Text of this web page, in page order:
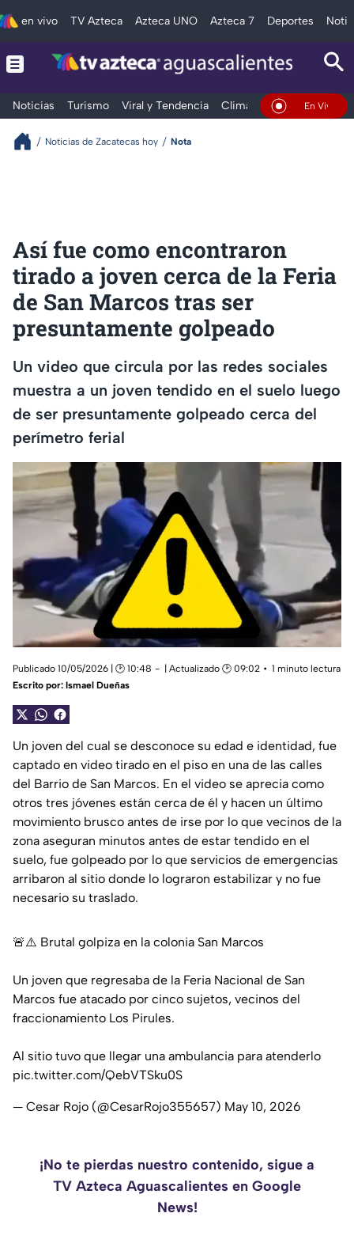
en vivo TV Azteca Azteca UNO Azteca 7 Deportes
Noticias Turismo Viral y Tendencia Clima DeportesEn Vivo
Noticias de Zacatecas hoy Nota
Así fue como encontraron
tirado a joven cerca de la Feria
de San Marcos tras ser
presuntamente golpeado
Un video que circula por las redes sociales
muestra a un joven tendido en el suelo luego
de ser presuntamente golpeado cerca del
perímetro ferial
Publicado 10/05/2026 | 🕑 10:48 | Actualizado 🕑 09:02
1 minuto lectura
Escrito por: Ismael Dueñas
Un joven del cual se desconoce su edad e identidad, fue
captado en video tirado en el piso en una de las calles
del Barrio de San Marcos. En el video se aprecia como
otros tres jóvenes están cerca de él y hacen un último
movimiento brusco antes de irse por lo que vecinos de la
zona aseguran minutos antes de estar tendido en el
suelo, fue golpeado por lo que servicios de emergencias
arribaron al sitio donde lo lograron estabilizar y no fue
necesario su traslado.
🚨⚠️ Brutal golpiza en la colonia San Marcos
Un joven que regresaba de la Feria Nacional de San
Marcos fue atacado por cinco sujetos, vecinos del
fraccionamiento Los Pirules.
Al sitio tuvo que llegar una ambulancia para atenderlo
pic.twitter.com/QebVTSku0S
— Cesar Rojo (@CesarRojo355657) May 10, 2026
¡No te pierdas nuestro contenido, sigue a
TV Azteca Aguascalientes en Google
News!